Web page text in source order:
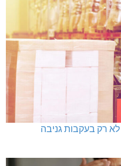
רק בעקבות גניבה